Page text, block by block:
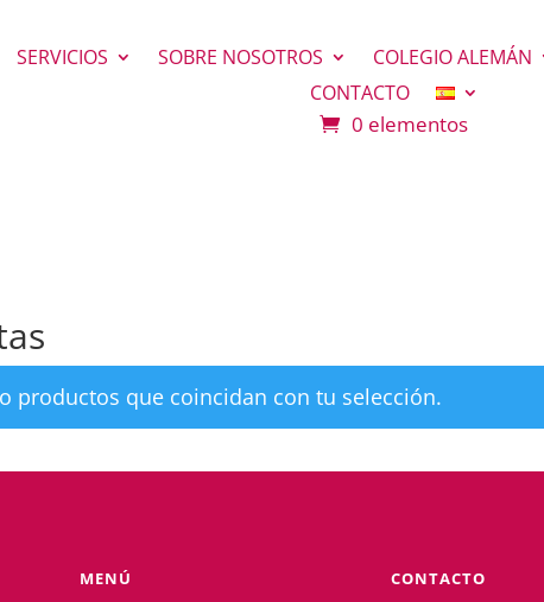
SERVICIOS SOBRE NOSOTROS COLEGIO ALEMÁN
CONTACTO
0 elementos
productos que coincidan con tu selección.
MENÚ CONTACTO